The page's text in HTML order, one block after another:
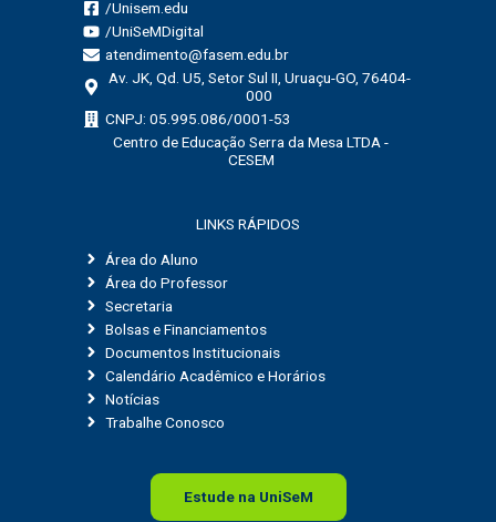
/Unisem.edu
/UniSeMDigital
atendimento@fasem.edu.br
Av. JK, Qd. U5, Setor Sul II, Uruaçu-GO, 76404-
000
CNPJ: 05.995.086/0001-53
Centro de Educação Serra da Mesa LTDA -
CESEM
LINKS RÁPIDOS
Área do Aluno
Área do Professor
Secretaria
Bolsas e Financiamentos
Documentos Institucionais
Calendário Acadêmico e Horários
Notícias
Trabalhe Conosco
Estude na UniSeM